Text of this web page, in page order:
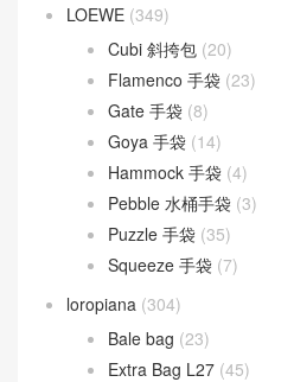
LOEWE (349)
Cubi 斜挎包 (20)
Flamenco 手袋 (23)
Gate 手袋 (8)
Goya 手袋 (14)
Hammock 手袋 (4)
Pebble 水桶手袋 (3)
Puzzle 手袋 (35)
Squeeze 手袋 (7)
loropiana (304)
Bale bag (23)
Extra Bag L27 (45)